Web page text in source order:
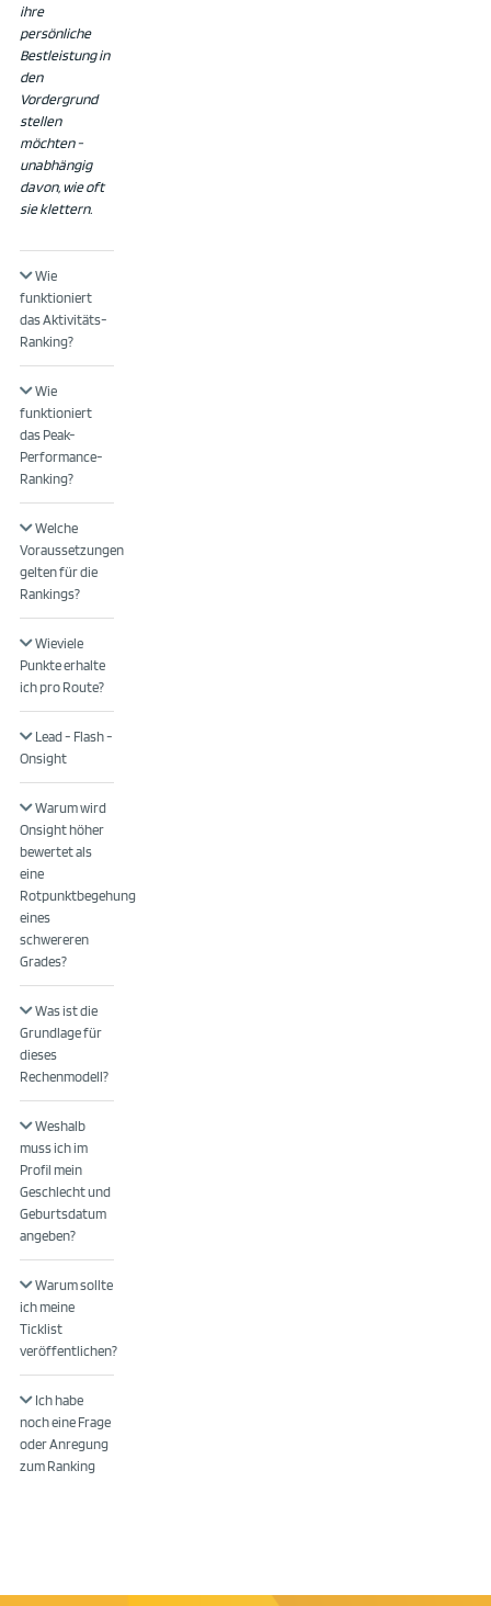
ihre
persönliche
Bestleistung in
den
Vordergrund
stellen
möchten -
unabhängig
davon, wie oft
sie klettern.
Wie
funktioniert
das Aktivitäts-
Ranking?
Wie
funktioniert
das Peak-
Performance-
Ranking?
Welche
Voraussetzungen
gelten für die
Rankings?
Wieviele
Punkte erhalte
ich pro Route?
Lead - Flash -
Onsight
Warum wird
Onsight höher
bewertet als
eine
Rotpunktbegehung
eines
schwereren
Grades?
Was ist die
Grundlage für
dieses
Rechenmodell?
Weshalb
muss ich im
Profil mein
Geschlecht und
Geburtsdatum
angeben?
Warum sollte
ich meine
Ticklist
veröffentlichen?
Ich habe
noch eine Frage
oder Anregung
zum Ranking